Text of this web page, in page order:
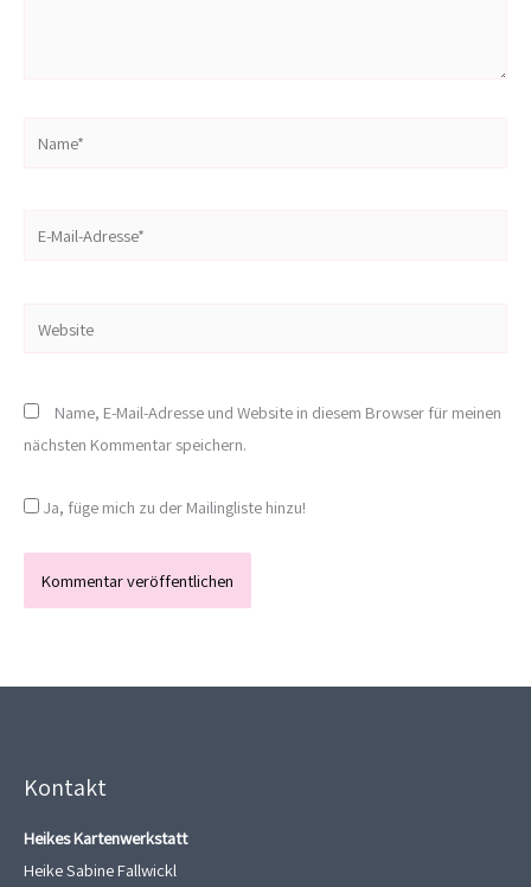
Name, E-Mail-Adresse und Website in diesem Browser für meinen
nächsten Kommentar speichern.
Ja, füge mich zu der Mailingliste hinzu!
Kontakt
Heikes Kartenwerkstatt
Heike Sabine Fallwickl